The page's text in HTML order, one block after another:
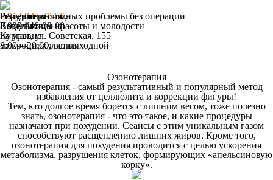
Гирудотерапия
Воздействие
на уровне
микроциркуляции
IV-терапия
Капельницы красоты и молодости
Решение интимных проблемы без операции
8 912 835-20-56,
8 909 146-08-08
Курган, ул. Советская, 155
8:00—20:00; вс: выходной
Озонотерапия
Озонотерапия - самый результативный и популярный метод
избавления от целлюлита и коррекции фигуры!
Тем, кто долгое время борется с лишним весом, тоже полезно
знать, озонотерапия - что это такое, и какие процедуры
назначают при похудении. Сеансы с этим уникальным газом
способствуют расщеплению лишних жиров. Кроме того,
озонотерапия для похудения проводится с целью ускорения
метаболизма, разрушения клеток, формирующих «апельсиновую
корку».